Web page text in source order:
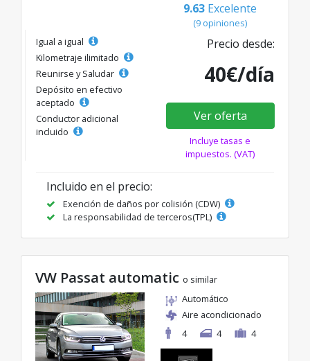
9.63 Excelente
(9 opiniones)
Igual a igual
Kilometraje ilimitado
Reunirse y Saludar
Depósito en efectivo
aceptado
Conductor adicional
incluido
Precio desde:
40€/día
Ver oferta
Incluye tasas e
impuestos. (VAT)
Incluido en el precio:
Exención de daños por colisión (CDW)
La responsabilidad de terceros(TPL)
VW Passat automatic o similar
Automático
Aire acondicionado
4
4 4